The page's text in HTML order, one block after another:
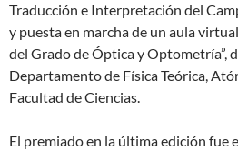
Traducción e Interpretación del
y puesta en marcha de un aula
del Grado de Óptica y Optometría”,
Departamento de Física Teórica,
Facultad de Ciencias.
El premiado en la última edición fue